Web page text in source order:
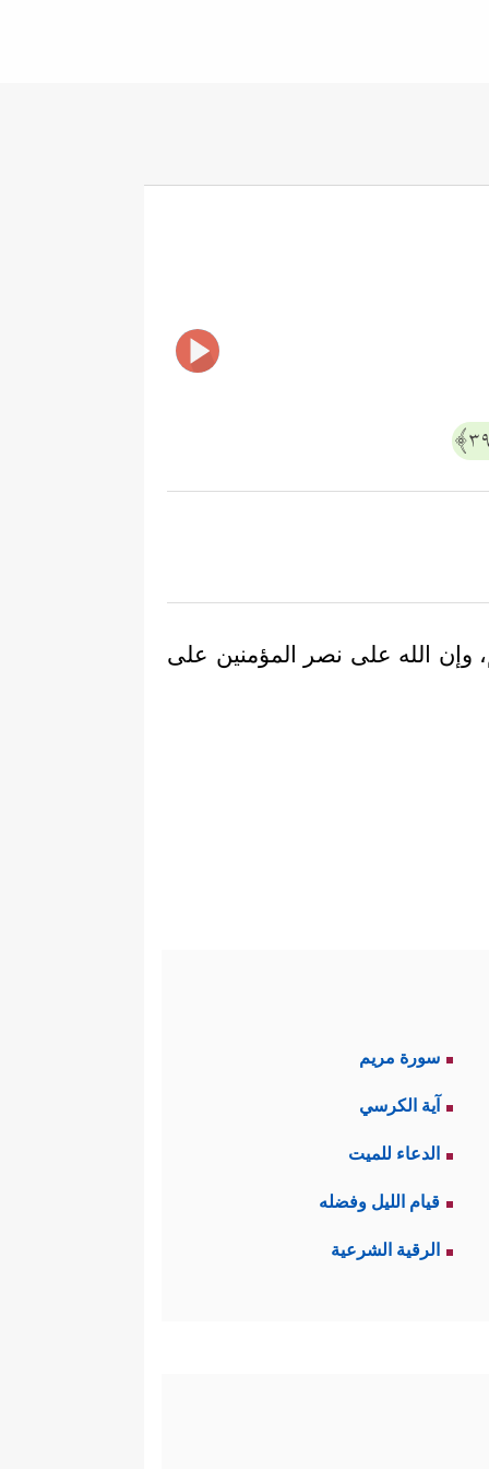
وإن الله على نصر المؤمنين على
سورة مريم
آية الكرسي
الدعاء للميت
قيام الليل وفضله
الرقية الشرعية